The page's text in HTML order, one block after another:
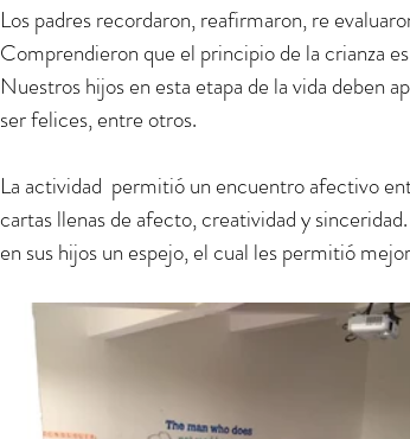
Los padres recordaron, reafirmaron, re
Comprendieron que el principio de la crianza
Nuestros hijos en esta etapa de la vida deben
ser felices, entre otros.
La actividad  permitió un encuentro afectivo
cartas llenas de afecto, creatividad y
en sus hijos un espejo, el cual les permitió